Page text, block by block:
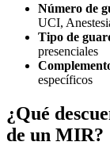
Número de
UCI,
Tipo de
presenciales
específicos
¿Qué
de un MIR?